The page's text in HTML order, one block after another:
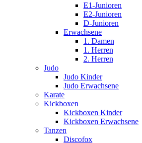
E1-Junioren
E2-Junioren
D-Junioren
Erwachsene
1. Damen
1. Herren
2. Herren
Judo
Judo Kinder
Judo Erwachsene
Karate
Kickboxen
Kickboxen Kinder
Kickboxen Erwachsene
Tanzen
Discofox